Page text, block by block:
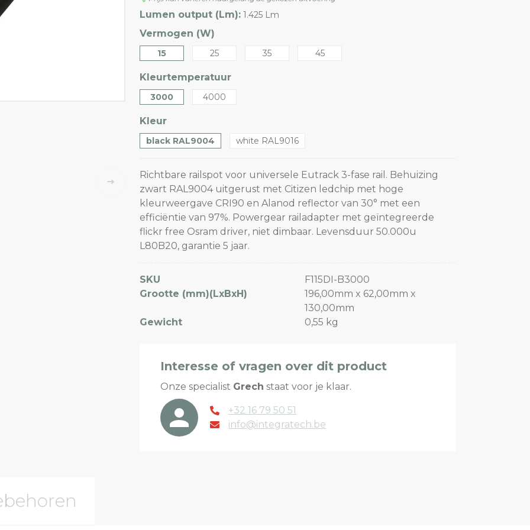
Lumen output (Lm): 1.425 Lm
Vermogen (W)
15 25 35 45
Kleurtemperatuur
3000 4000
Kleur
black RAL9004 white RAL9016
Richtbare railspot voor universele Eutrack 3-fase rail. Behuizing
zwart RAL9004 uitgerust met Citizen ledchip met hoge
kleurweergave CRI90 en Alanod reflector van 30° met een
efficiëntie van 97%. Powergear railadapter met geïntegreerde
flickr free Osram driver, niet dimbaar. Levensduur 50.000u
L80B20, garantie 5 jaar.
SKU
F115DI-B3000
Grootte (mm)(LxBxH)
196,00mm x 62,00mm x
130,00mm
Gewicht
0,55 kg
Interesse of vragen over dit product
Onze specialist Grech staat voor je klaar.
+32 16 79 50 51
info@integratech.be